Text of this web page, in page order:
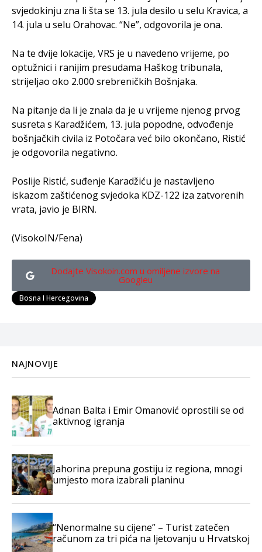
svjedokinju zna li šta se 13. jula desilo u selu Kravica, a
14. jula u selu Orahovac. “Ne”, odgovorila je ona.
Na te dvije lokacije, VRS je u navedeno vrijeme, po
optužnici i ranijim presudama Haškog tribunala,
strijeljao oko 2.000 srebreničkih Bošnjaka.
Na pitanje da li je znala da je u vrijeme njenog prvog
susreta s Karadžićem, 13. jula popodne, odvođenje
bošnjačkih civila iz Potočara već bilo okončano, Ristić
je odgovorila negativno.
Poslije Ristić, suđenje Karadžiću je nastavljeno
iskazom zaštićenog svjedoka KDZ-122 iza zatvorenih
vrata, javio je BIRN.
(VisokoIN/Fena)
Dodajte Visokoin.com u omiljene izvore na
Googleu
Bosna I Hercegovina
NAJNOVIJE
Adnan Balta i Emir Omanović oprostili se od
aktivnog igranja
Jahorina prepuna gostiju iz regiona, mnogi
umjesto mora izabrali planinu
“Nenormalne su cijene” – Turist zatečen
računom za tri pića na ljetovanju u Hrvatskoj